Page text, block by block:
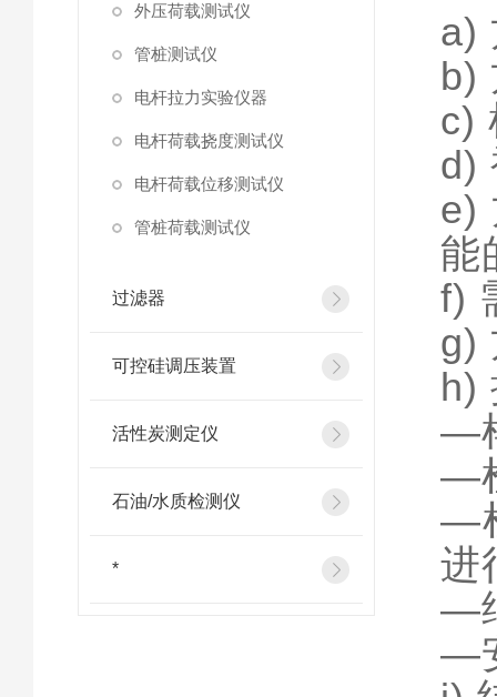
外压荷载测试仪
管桩测试仪
电杆拉力实验仪器
电杆荷载挠度测试仪
电杆荷载位移测试仪
管桩荷载测试仪
过滤器
可控硅调压装置
活性炭测定仪
石油/水质检测仪
*
a)
b)
c)
d)
e)
能
f)
g)
h)
—
—
—
进
—
—